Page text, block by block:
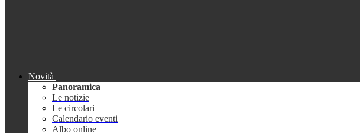
Novità
Panoramica
Le notizie
Le circolari
Calendario eventi
Albo online